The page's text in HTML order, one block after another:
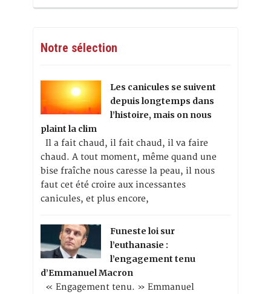
Notre sélection
Les canicules se suivent
depuis longtemps dans
l’histoire, mais on nous
plaint la clim
Il a fait chaud, il fait chaud, il va faire
chaud. A tout moment, même quand une
bise fraîche nous caresse la peau, il nous
faut cet été croire aux incessantes
canicules, et plus encore,
Funeste loi sur
l’euthanasie :
l’engagement tenu
d’Emmanuel Macron
« Engagement tenu. » Emmanuel